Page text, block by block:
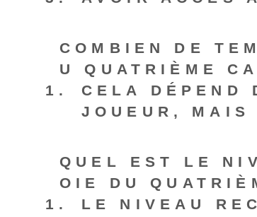
COMBIEN DE
U QUATRIÈME
CELA DÉPEND
JOUEUR, MAIS
QUEL EST LE
OIE DU
LE NIVEAU